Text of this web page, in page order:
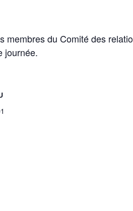
membres du Comité des
journée.